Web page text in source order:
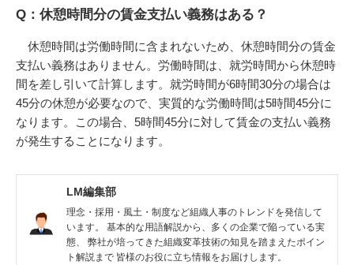
Q：休憩時間分の賃金支払い義務はある？
休憩時間は労働時間に含まれないため、休憩時間分の賃金
支払い義務はありません。労働時間は、就労時間から休憩時
間を差し引いて計算します。就労時間が6時間30分の場合は
45分の休憩が必要なので、実質的な労働時間は5時間45分に
なります。この場合、5時間45分に対して賃金の支払い義務
が発生することになります。
LM編集部
理念・採用・風土・制度など組織人事のトレンドを発信して
います。 基本的な用語解説から、多くの企業で陥っている実
態、 弊社が培ってきた組織変革技術の知見を踏まえたポイン
ト解説まで 皆様のお役に立ち情報をお届けします。